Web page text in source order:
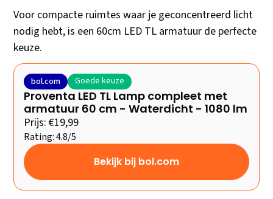
Voor compacte ruimtes waar je geconcentreerd licht
nodig hebt, is een 60cm LED TL armatuur de perfecte
keuze.
bol.com Goede keuze
Proventa LED TL Lamp compleet met
armatuur 60 cm - Waterdicht - 1080 lm
Prijs: €19,99
Rating: 4.8/5
Bekijk bij bol.com